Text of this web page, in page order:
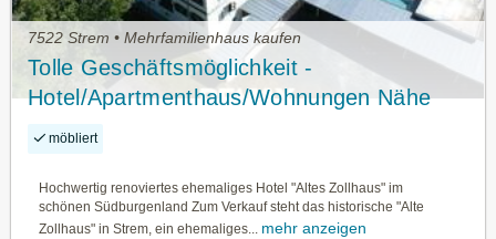
7522 Strem • Mehrfamilienhaus kaufen
Tolle Geschäftsmöglichkeit -
Hotel/Apartmenthaus/Wohnungen Nähe
Güssing
möbliert
Hochwertig renoviertes ehemaliges Hotel "Altes Zollhaus" im
schönen Südburgenland Zum Verkauf steht das historische "Alte
Zollhaus" in Strem, ein ehemaliges... mehr anzeigen